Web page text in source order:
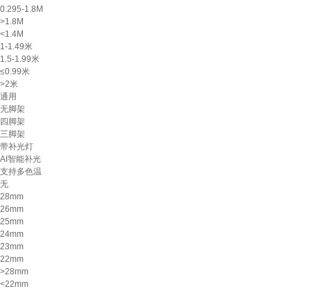
0.295-1.8M
>1.8M
<1.4M
1-1.49米
1.5-1.99米
≤0.99米
>2米
通用
无脚架
四脚架
三脚架
带补光灯
AI智能补光
支持多色温
无
28mm
26mm
25mm
24mm
23mm
22mm
>28mm
<22mm